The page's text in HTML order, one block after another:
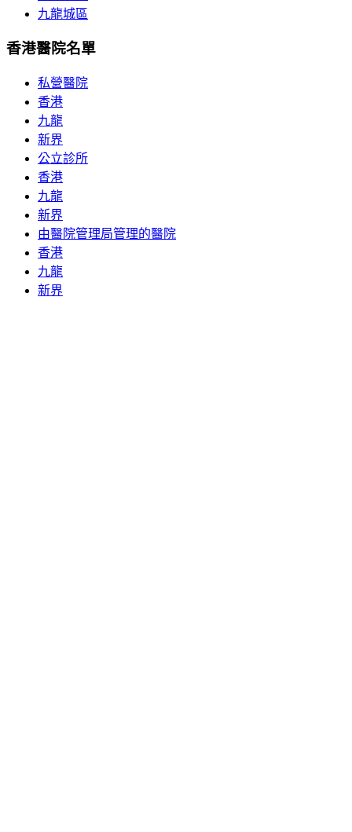
九龍城區
香港醫院名單
私營醫院
香港
九龍
新界
公立診所
香港
九龍
新界
由醫院管理局管理的醫院
香港
九龍
新界